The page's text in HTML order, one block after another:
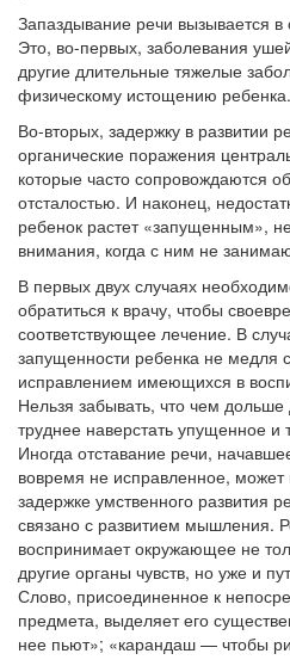
Запаздывание речи вызывается
Это, во-первых, заболевания
другие длительные тяжелые
физическому истощению ребенка.
Во-вторых, задержку в развитии
органические поражения
которые часто сопровождаются
отсталостью. И наконец,
ребенок растет «запущенным»,
внимания, когда с ним не
В первых двух случаях
обратиться к врачу, чтобы
соответствующее лечение. В
запущенности ребенка не медля
исправлением имеющихся в
Нельзя забывать, что чем дольше
труднее наверстать упущенное и
Иногда отставание речи,
вовремя не исправленное, может
задержке умственного развития
связано с развитием мышления.
воспринимает окружающее не
другие органы чувств, но уже и
Слово, присоединенное к
предмета, выделяет его
нее пьют»; «карандаш — чтобы